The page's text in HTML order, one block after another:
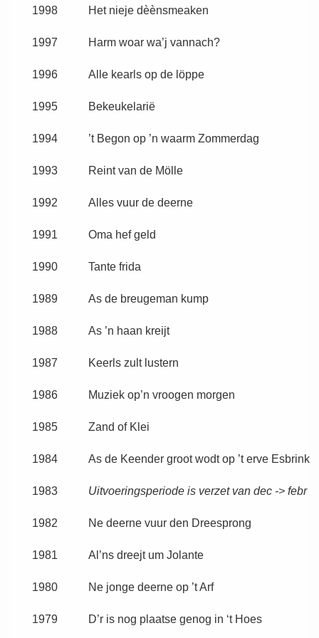
1998 Het nieje dèènsmeaken
1997 Harm woar wa’j vannach?
1996 Alle kearls op de löppe
1995 Bekeukelarië
1994 ’t Begon op ’n waarm Zommerdag
1993 Reint van de Mölle
1992 Alles vuur de deerne
1991 Oma hef geld
1990 Tante frida
1989 As de breugeman kump
1988 As ’n haan kreijt
1987 Keerls zult lustern
1986 Muziek op’n vroogen morgen
1985 Zand of Klei
1984 As de Keender groot wodt op ’t erve Esbrink
1983 Uitvoeringsperiode is verzet van dec -> febr
1982 Ne deerne vuur den Dreesprong
1981 Al’ns dreejt um Jolante
1980 Ne jonge deerne op ’t Arf
1979 D’r is nog plaatse genog in ‘t Hoes